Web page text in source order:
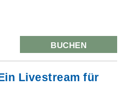
BUCHEN
Livestream für